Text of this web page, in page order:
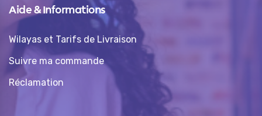
Aide & Informations
Wilayas et Tarifs de Livraison
Suivre ma commande
Réclamation